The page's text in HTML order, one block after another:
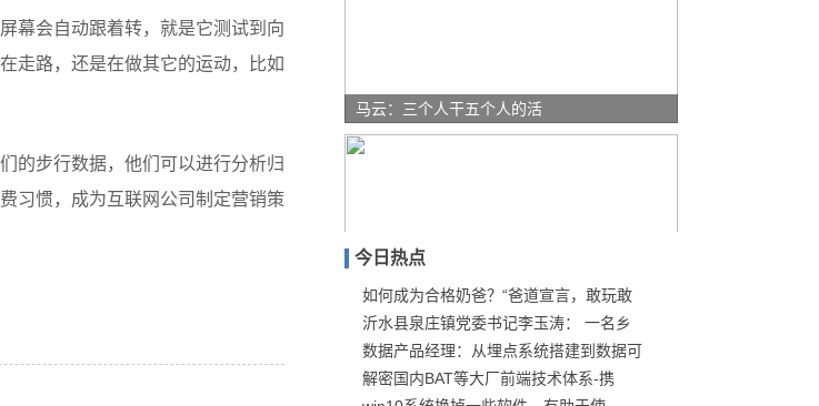
幕会自动跟着转，就是它测试到向
走路，还是在做其它的运动，比如
的步行数据，他们可以进行分析归
习惯，成为互联网公司制定营销策
马云：三个人干五个人的活
智能家居的下坡路哪家强：
今日热点
如何成为合格奶爸？“爸道宣言，敢玩敢
沂水县泉庄镇党委书记李玉涛： 一名乡
数据产品经理：从埋点系统搭建到数据可
解密国内BAT等大厂前端技术体系-携